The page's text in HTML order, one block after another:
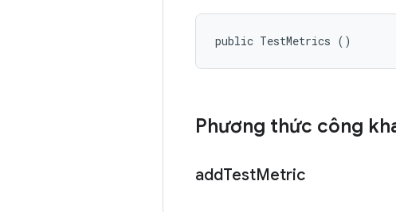
public TestMetrics ()
Phương thức công
addTestMetric